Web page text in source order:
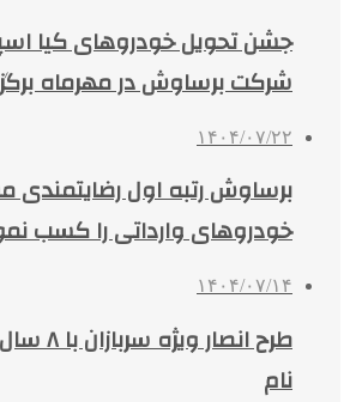
جشن تحویل خودروهای کیا
شرکت برساوش در مهرماه
۱۴۰۴/۰۷/۲۲
برساوش رتبه اول رضایتمندی
خودروهای وارداتی را کسب
۱۴۰۴/۰۷/۱۴
طرح
نام